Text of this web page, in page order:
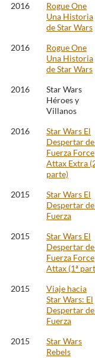
2016
Rogue One
Una Historia
de Star Wars
2016
Rogue One
Una Historia
de Star Wars
2016
Star Wars
Héroes y
Villanos
2016
Star Wars El
Despertar
Fuerza Force
Attax Extra
parte)
2015
Star Wars El
Despertar
Fuerza
2015
Star Wars El
Despertar
Fuerza Force
Attax (1ª
2015
Viaje hacia
Star Wars: El
Despertar
Fuerza
2015
Star Wars
Rebels